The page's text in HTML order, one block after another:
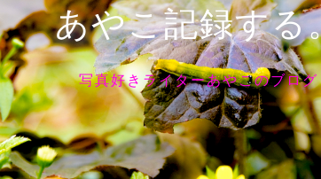
あやこ記録する
写真好きライターあやこのブログ